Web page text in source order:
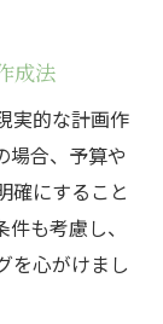
を見極め
りポイン
較の方法
ツと注意
成法
実的な計画作
場合、予算や
確にすること
も考慮し、
を心がけまし